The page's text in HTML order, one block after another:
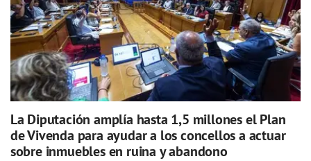
La Diputación amplía hasta 1,5 millones el Plan
de Vivenda para ayudar a los concellos a actuar
sobre inmuebles en ruina y abandono